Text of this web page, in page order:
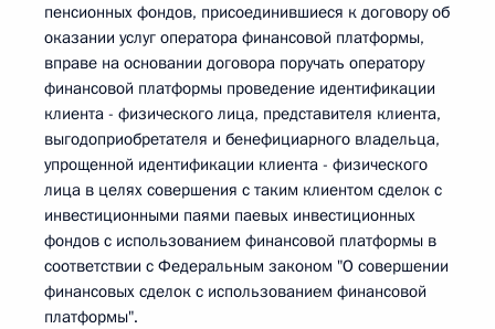
пенсионных фондов, присоединившиеся к договору об
оказании услуг оператора финансовой платформы,
вправе на основании договора поручать оператору
финансовой платформы проведение идентификации
клиента - физического лица, представителя клиента,
выгодоприобретателя и бенефициарного владельца,
упрощенной идентификации клиента - физического
лица в целях совершения с таким клиентом сделок с
инвестиционными паями паевых инвестиционных
фондов с использованием финансовой платформы в
соответствии с Федеральным законом "О совершении
финансовых сделок с использованием финансовой
платформы".